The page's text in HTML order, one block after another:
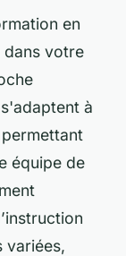
en
dans votre
à
équipe de
variées,